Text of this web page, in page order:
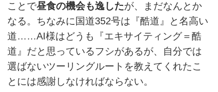
ことで昼食の機会も逸したが、まだなんとか
なる。ちなみに国道352号は『酷道』と名高い
道……AI様はどうも『エキサイティング＝酷
道』だと思っているフシがあるが、自分では
選ばないツーリングルートを教えてくれたこ
とには感謝しなければならない。